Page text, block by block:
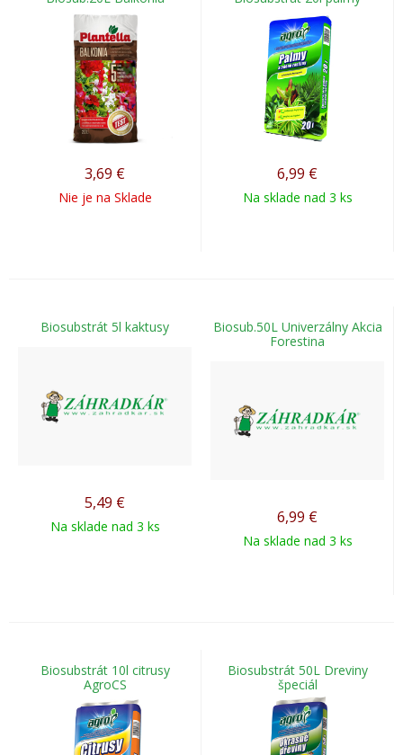
3,69 €
Nie je na Sklade
6,99 €
Na sklade nad 3 ks
Biosubstrát 5l kaktusy
5,49 €
Na sklade nad 3 ks
Biosub.50L Univerzálny Akcia
Forestina
6,99 €
Na sklade nad 3 ks
Biosubstrát 10l citrusy
AgroCS
Biosubstrát 50L Dreviny
špeciál